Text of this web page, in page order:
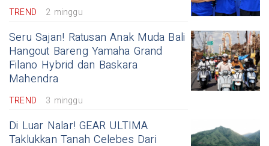
TREND 2 minggu
Seru Sajan! Ratusan Anak Muda Bali
Hangout Bareng Yamaha Grand
Filano Hybrid dan Baskara
Mahendra
TREND 3 minggu
Di Luar Nalar! GEAR ULTIMA
Taklukkan Tanah Celebes Dari